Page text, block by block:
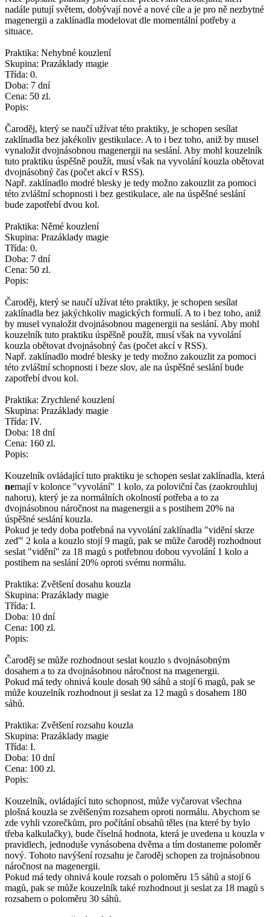
nadále putují světem, dobývají nové a nové cíle a je pro ně nezbytné
magenergii a zaklínadla modelovat dle momentální potřeby a
situace.
Praktika: Nehybné kouzlení
Skupina: Prazáklady magie
Třída: 0.
Doba: 7 dní
Cena: 50 zl.
Popis:
Čaroděj, který se naučí užívat této praktiky, je schopen sesílat
zaklínadla bez jakékoliv gestikulace. A to i bez toho, aniž by musel
vynaložit dvojnásobnou magenergii na seslání. Aby mohl kouzelník
tuto praktiku úspěšně použít, musí však na vyvolání kouzla obětovat
dvojnásobný čas (počet akcí v RSS).
Např. zaklínadlo modré blesky je tedy možno zakouzlit za pomoci
této zvláštní schopnosti i bez gestikulace, ale na úspěšné seslání
bude zapotřebí dvou kol.
Praktika: Němé kouzlení
Skupina: Prazáklady magie
Třída: 0.
Doba: 7 dní
Cena: 50 zl.
Popis:
Čaroděj, který se naučí užívat této praktiky, je schopen sesílat
zaklínadla bez jakýchkoliv magických formulí. A to i bez toho, aniž
by musel vynaložit dvojnásobnou magenergii na seslání. Aby mohl
kouzelník tuto praktiku úspěšně použít, musí však na vyvolání
kouzla obětovat dvojnásobný čas (počet akcí v RSS).
Např. zaklínadlo modré blesky je tedy možno zakouzlit za pomoci
této zvláštní schopnosti i beze slov, ale na úspěšné seslání bude
zapotřebí dvou kol.
Praktika: Zrychlené kouzlení
Skupina: Prazáklady magie
Třída: IV.
Doba: 18 dní
Cena: 160 zl.
Popis:
Kouzelník ovládající tuto praktiku je schopen seslat zaklínadla, která
nemají v kolonce "vyvolání" 1 kolo, za poloviční čas (zaokrouhluj
nahoru), který je za normálních okolností potřeba a to za
dvojnásobnou náročnost na magenergii a s postihem 20% na
úspěšné seslání kouzla.
Pokud je tedy doba potřebná na vyvolání zaklínadla "vidění skrze
zeď" 2 kola a kouzlo stojí 9 magů, pak se může čaroděj rozhodnout
seslat "vidění" za 18 magů s potřebnou dobou vyvolání 1 kolo a
postihem na seslání 20% oproti svému normálu.
Praktika: Zvětšení dosahu kouzla
Skupina: Prazáklady magie
Třída: I.
Doba: 10 dní
Cena: 100 zl.
Popis:
Čaroděj se může rozhodnout seslat kouzlo s dvojnásobným
dosahem a to za dvojnásobnou náročnost na magenergii.
Pokud má tedy ohnivá koule dosah 90 sáhů a stojí 6 magů, pak se
může kouzelník rozhodnout ji seslat za 12 magů s dosahem 180
sáhů.
Praktika: Zvětšení rozsahu kouzla
Skupina: Prazáklady magie
Třída: I.
Doba: 10 dní
Cena: 100 zl.
Popis:
Kouzelník, ovládající tuto schopnost, může vyčarovat všechna
plošná kouzla se zvětšeným rozsahem oproti normálu. Abychom se
zde vyhli vzorečkům, pro počítání obsahů těles (na které by bylo
třeba kalkulačky), bude číselná hodnota, která je uvedena u kouzla v
pravidlech, jednoduše vynásobena dvěma a tím dostaneme poloměr
nový. Tohoto navýšení rozsahu je čaroděj schopen za trojnásobnou
náročnost na magenergii.
Pokud má tedy ohnivá koule rozsah o poloměru 15 sáhů a stojí 6
magů, pak se může kouzelník také rozhodnout ji seslat za 18 magů s
rozsahem o poloměru 30 sáhů.